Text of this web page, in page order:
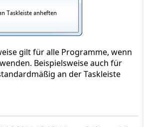
gilt für alle Programme, wenn
Beispielsweise auch für
an der Taskleiste